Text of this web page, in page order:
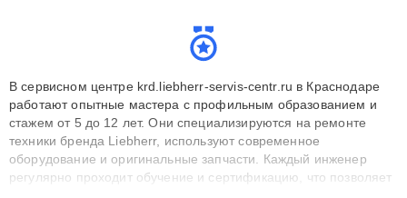
В сервисном центре krd.liebherr-servis-centr.ru в Краснодаре
работают опытные мастера с профильным образованием и
стажем от 5 до 12 лет. Они специализируются на ремонте
техники бренда Liebherr, используют современное
оборудование и оригинальные запчасти. Каждый инженер
регулярно проходит обучение и сертификацию, что позволяет